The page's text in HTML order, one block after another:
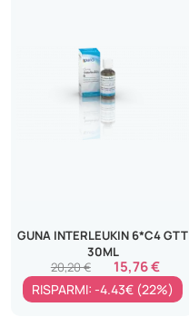
GUNA INTERLEUKIN 6*C4 GTT
30ML
15,76 €
20,20 €
RISPARMI: -4.43€ (22%)